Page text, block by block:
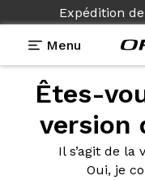
Expédition
Menu
Êtes-
version
Il s’agit de la
Oui, je
Equipements>